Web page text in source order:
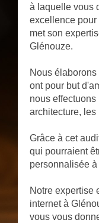
à laquelle vous
excellence
met son
Glénouze.
Nous
ont pour but
nous
architecture,
Grâce à cet
qui pourraient
personnalisée
Notre expertise
internet à
vous vous